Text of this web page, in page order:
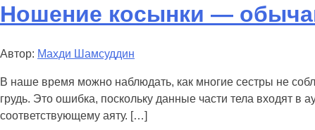
Ношение косынки —
Автор: Махди Шамсуддин
В наше время можно наблюдать, как многие сестры не
грудь. Это ошибка, поскольку данные части тела входят
соответствующему аяту. […]